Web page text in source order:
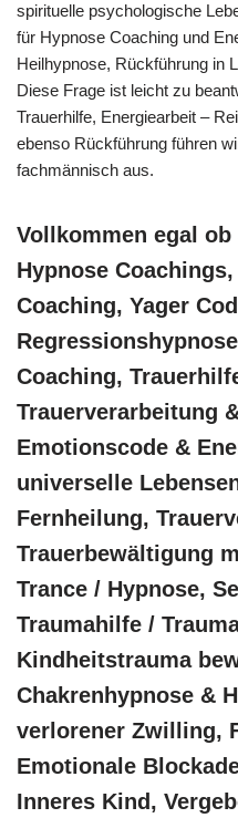
spirituelle psychologische
für Hypnose Coaching und
Heilhypnose, Rückführung in
Diese Frage ist leicht zu
Trauerhilfe, Energiearbeit –
ebenso Rückführung führen
fachmännisch aus.
Vollkommen egal
Hypnose
Coaching, Yager
Coaching,
Trauerverarbeitung
Emotionscode &
universelle
Fernheilung,
Trauerbewältigung
Trance / Hypnose,
Traumahilfe /
Kindheitstrauma
Chakrenhypnose &
verlorener Zwilling,
Emotionale
Inneres Kind,